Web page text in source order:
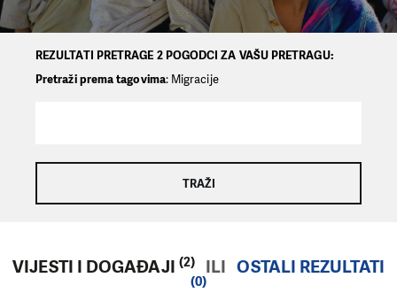
REZULTATI PRETRAGE 2 POGODCI ZA VAŠU PRETRAGU:
Pretraži prema tagovima: Migracije
VIJESTI I DOGAĐAJI (2) ILI OSTALI REZULTATI
(0)